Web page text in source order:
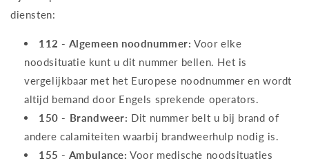
diensten:
112 - Algemeen noodnummer: Voor elke
noodsituatie kunt u dit nummer bellen. Het is
vergelijkbaar met het Europese noodnummer en wordt
altijd bemand door Engels sprekende operators.
150 - Brandweer: Dit nummer belt u bij brand of
andere calamiteiten waarbij brandweerhulp nodig is.
155 - Ambulance: Voor medische noodsituaties